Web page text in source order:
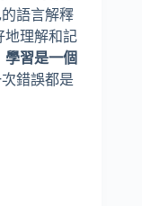
語言解釋
地理解和記
學習是一個
錯誤都是